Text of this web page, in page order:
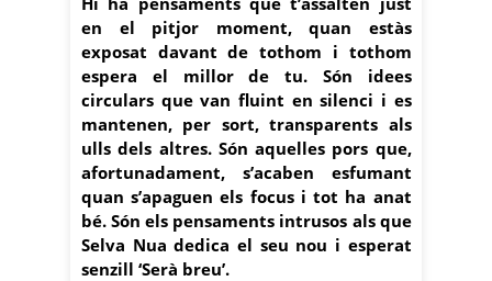
en el pitjor moment, quan estàs
exposat davant de tothom i tothom
espera el millor de tu. Són idees
circulars que van fluint en silenci i es
mantenen, per sort, transparents als
ulls dels altres. Són aquelles pors que,
afortunadament, s’acaben esfumant
quan s’apaguen els focus i tot ha anat
bé. Són els pensaments intrusos als que
Selva Nua dedica el seu nou i esperat
senzill ‘Serà breu’.